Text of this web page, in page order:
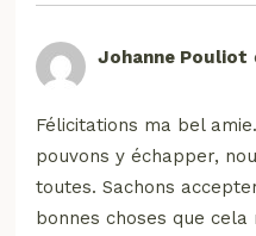
Johanne Pouliot
Félicitations ma bel
pouvons y échapper,
toutes. Sachons
bonnes choses que